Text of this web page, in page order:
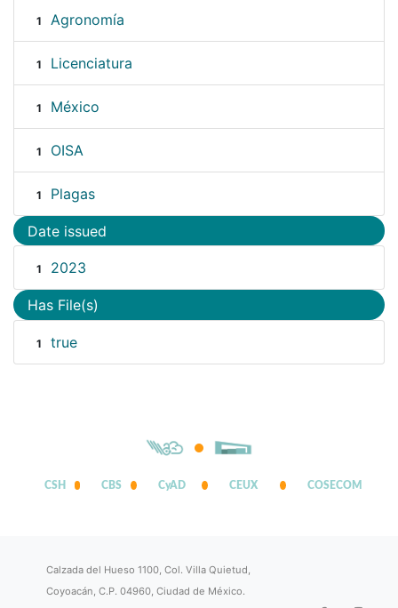
1 Agronomía
1 Licenciatura
1 México
1 OISA
1 Plagas
Date issued
1 2023
Has File(s)
1 true
CSH CBS CyAD CEUX COSECOM
Calzada del Hueso 1100, Col. Villa Quietud,
Coyoacán, C.P. 04960, Ciudad de México.